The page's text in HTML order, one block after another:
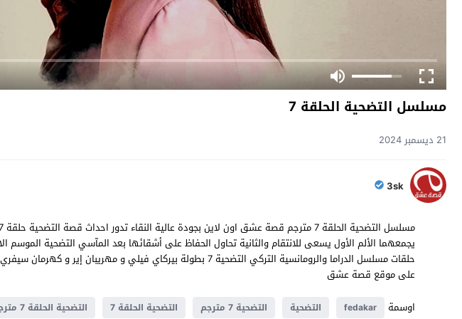
مسلسل التضحية الحلقة 7
21 ديسمبر 2024
3sk
على موقع قصة عشق
اوسمة
fedakar التضحية التضحية 7 مترجم التضحية الحلقة 7 التضحية الحلقة 7 مترجمة